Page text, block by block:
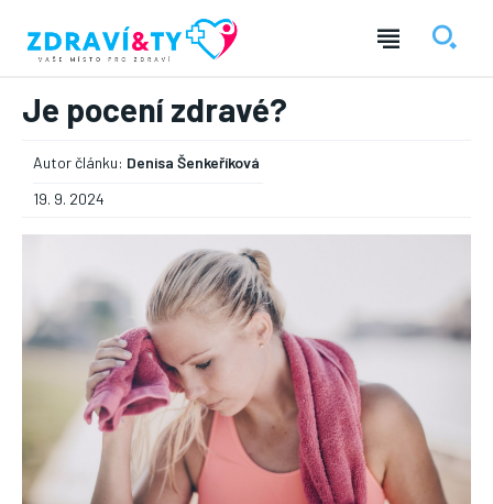
― REKLAMA ―
Je pocení zdravé?
Autor článku: Denisa Šenkeříková
19. 9. 2024